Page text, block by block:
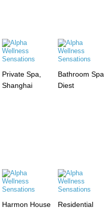
Private Spa,
Shanghai
Bathroom Spa,
Diest
Harmon House
Residential